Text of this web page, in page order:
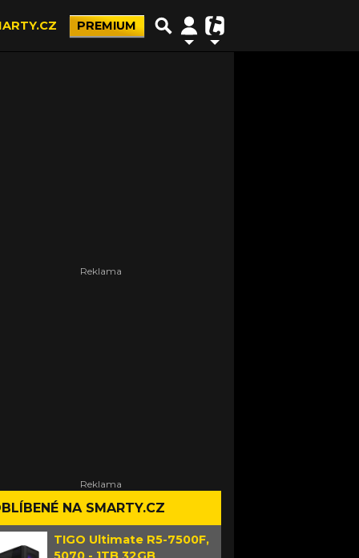
PREMIUM
NA SMARTY.CZ
TIGO Ultimate R5-7500F,